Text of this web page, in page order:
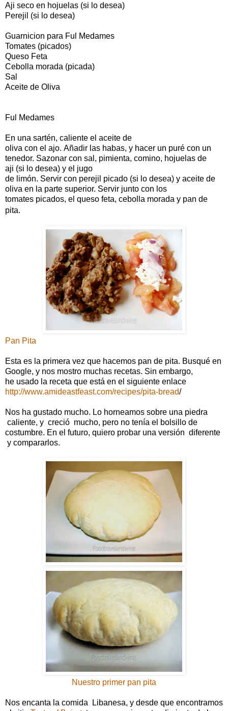
Aji seco en hojuelas (si lo desea)
Perejil (si lo desea)
Guarnicion para Ful Medames
Tomates (picados)
Queso Feta
Cebolla morada (picada)
Sal
Aceite de Oliva
Ful Medames
En una sartén, caliente el aceite de
oliva con el ajo. Añadir las habas, y hacer un puré con un
tenedor. Sazonar con sal, pimienta, comino, hojuelas de
aji (si lo desea) y el jugo
de limón. Servir con perejil picado (si lo desea) y aceite de
oliva en la parte superior. Servir junto con los
tomates picados, el queso feta, cebolla morada y pan de
pita.
Pan Pita
Esta es la primera vez que hacemos pan de pita. Busqué en
Google, y nos mostro muchas recetas. Sin embargo,
he usado la receta que está en el siguiente enlace
http://www.amideastfeast.com/recipes/pita-bread/
Nos ha gustado mucho. Lo horneamos sobre una piedra
caliente, y creció mucho, pero no tenía el bolsillo de
costumbre. En el futuro, quiero probar una versión diferente
y compararlos.
Nuestro primer pan pita
Nos encanta la comida Libanesa, y desde que encontramos